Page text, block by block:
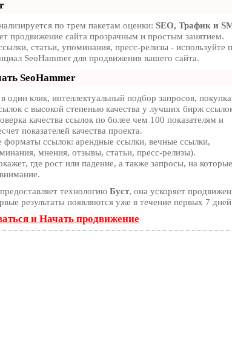
по трем пакетам оценки: SEO, Трафик и
продвижение сайта прозрачным и простым занятием.
статьи, упоминания, пресс-релизы - используйте
SeoHammer для продвижения вашего сайта.
SeoHammer
клик, интеллектуальный подбор запросов, покупка
с высокой степенью качества у лучших бирж
качества ссылок по более чем 100 показателям и
показателей качества проекта.
ссылок: арендные ссылки, вечные ссылки,
мнения, отзывы, статьи, пресс-релизы).
где рост или падение, а также запросы, на которые
технологию Буст, она ускоряет
раз, а первые результаты появляются уже в течение первых 7
и Начать продвижение